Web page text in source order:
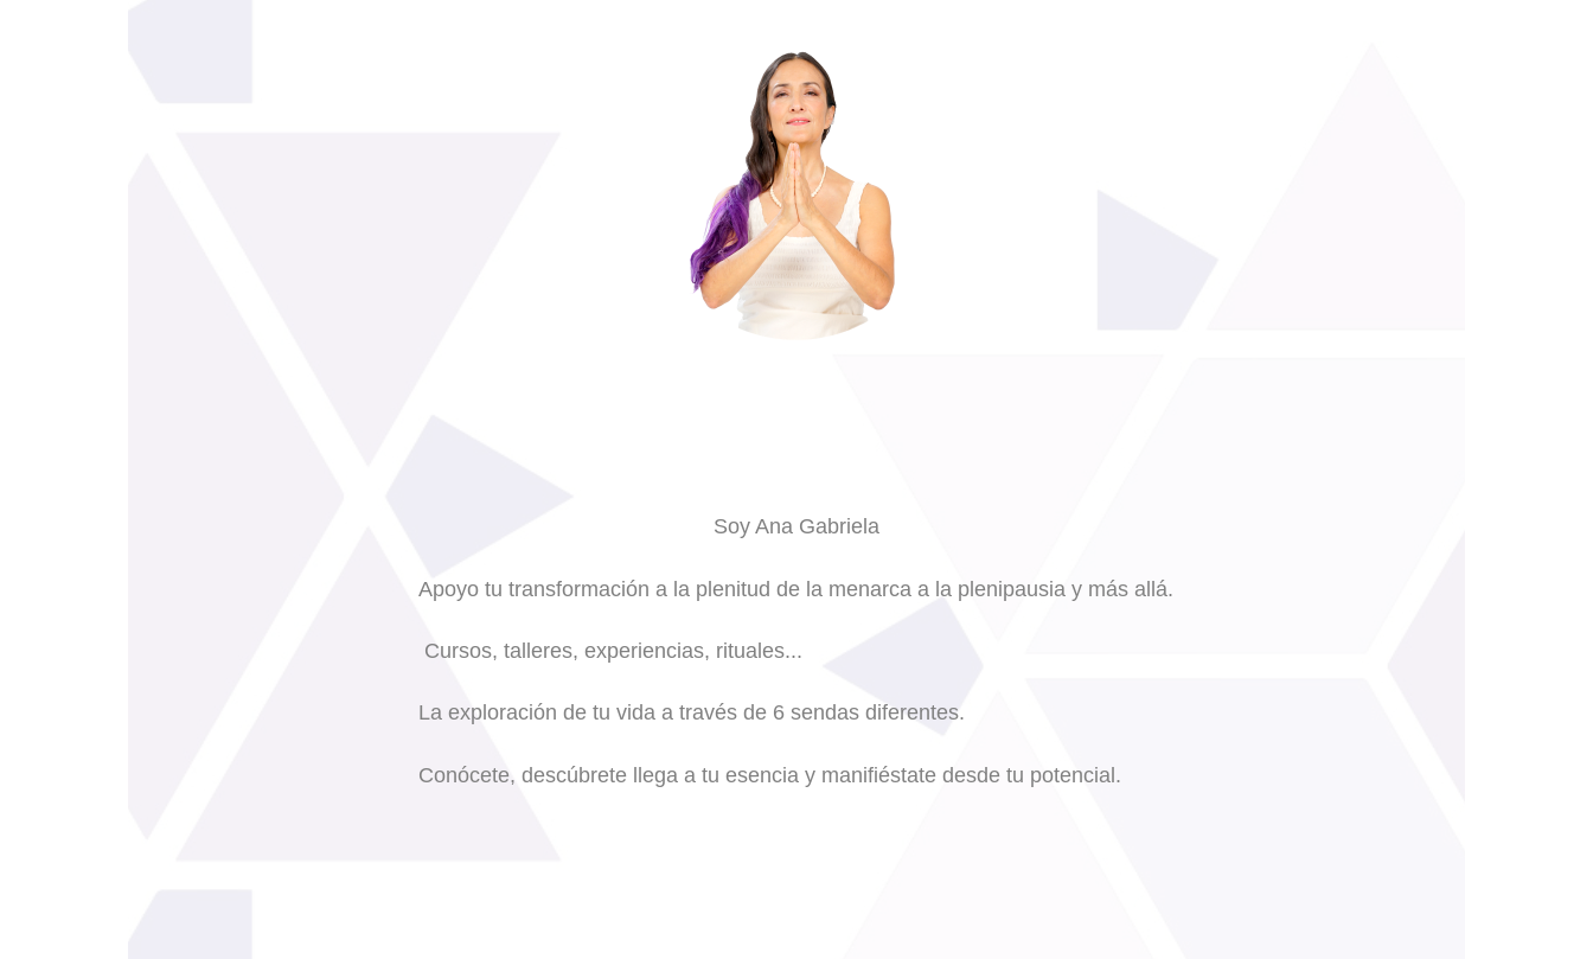
Soy Ana Gabriela
Apoyo tu transformación a la plenitud de la menarca a la plenipausia y más allá.
Cursos, talleres, experiencias, rituales...
La exploración de tu vida a través de 6 sendas diferentes.
Conócete, descúbrete llega a tu esencia y manifiéstate desde tu potencial.